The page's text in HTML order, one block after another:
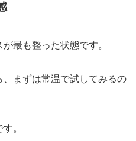
最も整った状態です。
まずは常温で試してみるの
。